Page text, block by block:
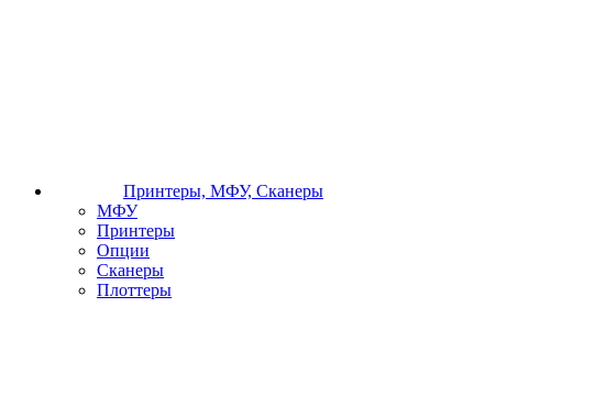
Принтеры, МФУ, Сканеры
МФУ
Принтеры
Опции
Сканеры
Плоттеры